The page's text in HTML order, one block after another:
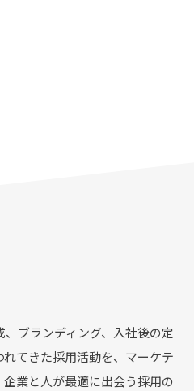
ブランディング、入社後の定
てきた採用活動を、マーケテ
業と人が最適に出会う採用の